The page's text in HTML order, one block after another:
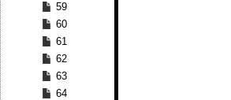
59
60
61
62
63
64